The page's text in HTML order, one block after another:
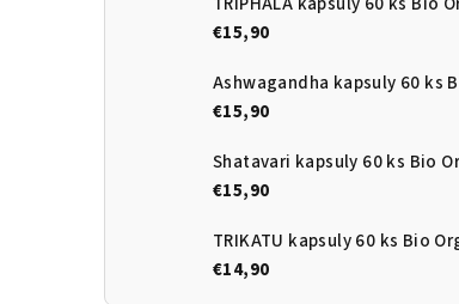
€15,90
€15,90
€15,90
€14,90